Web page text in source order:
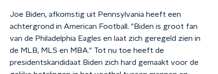
Joe Biden, afkomstig uit Pennsylvania heeft een
achtergrond in American Football. "Biden is groot fan
van de Philadelphia Eagles en laat zich geregeld zien in
de MLB, MLS en MBA." Tot nu toe heeft de
presidentskandidaat Biden zich hard gemaakt voor de